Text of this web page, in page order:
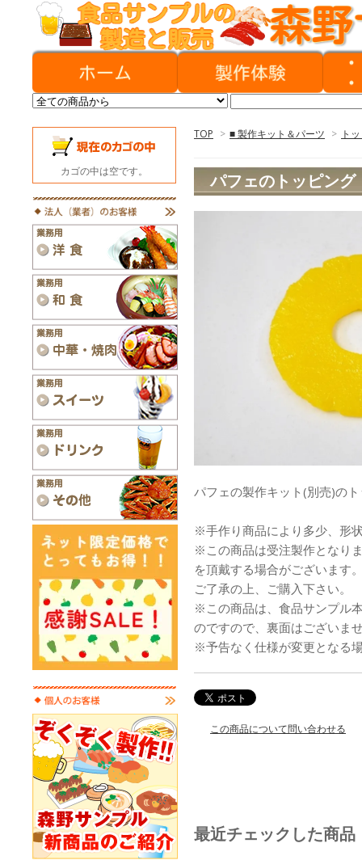
TOP > ■ 製作キット＆パーツ > ト
パフェのトッピン
パフェの製作キット(別売)の
※手作り商品により多少、形
※この商品は受注製作となり
を頂戴する場合がございます
ご了承の上、ご購入下さい。
※この商品は、食品サンプル
のですので、裏面はございま
※予告なく仕様が変更となる
この商品について問い合わせる
最近チェックした商品
カゴの中は空です。